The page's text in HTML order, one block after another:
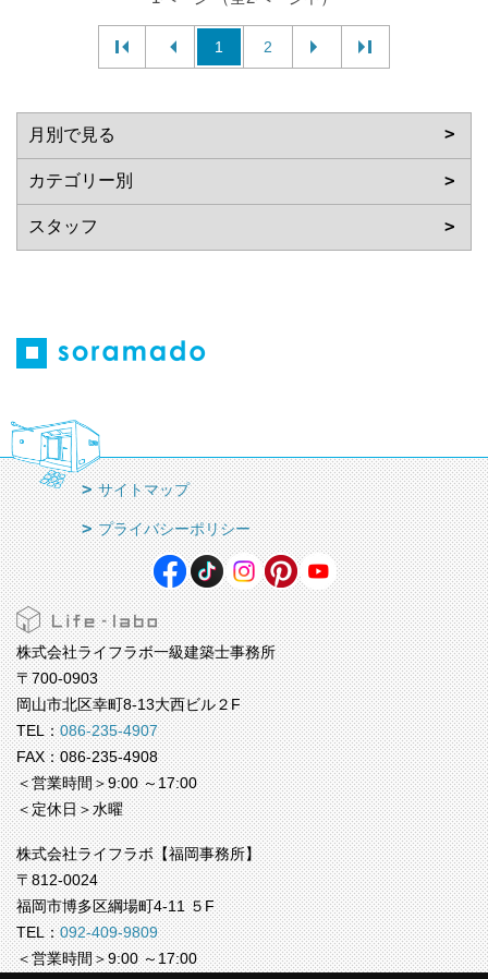
1 2
サイトマップ
プライバシーポリシー
株式会社ライフラボ一級建築士事務所
〒700-0903
岡山市北区幸町8-13大西ビル２F
TEL：086-235-4907
FAX：086-235-4908
＜営業時間＞9:00 ～17:00
＜定休日＞水曜
株式会社ライフラボ【福岡事務所】
〒812-0024
福岡市博多区綱場町4-11 ５F
TEL：092-409-9809
＜営業時間＞9:00 ～17:00